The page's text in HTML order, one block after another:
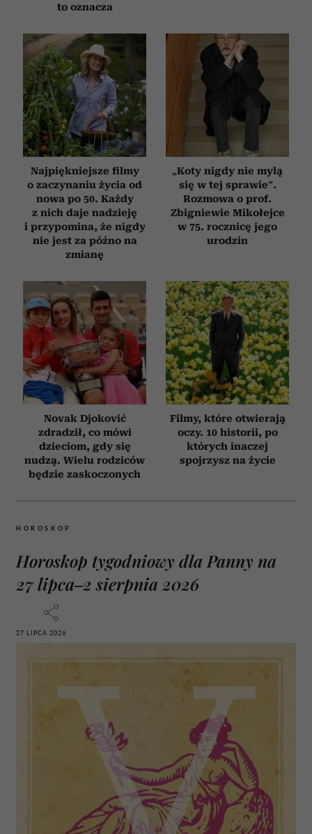
to oznacza
Najpiękniejsze filmy
o zaczynaniu życia od
nowa po 50. Każdy
z nich daje nadzieję
i przypomina, że nigdy
nie jest za późno na
zmianę
„Koty nigdy nie mylą
się w tej sprawie”.
Rozmowa o prof.
Zbigniewie Mikołejce
w 75. rocznicę jego
urodzin
Novak Djoković
zdradził, co mówi
dzieciom, gdy się
nudzą. Wielu rodziców
będzie zaskoczonych
Filmy, które otwierają
oczy. 10 historii, po
których inaczej
spojrzysz na życie
HOROSKOP
Horoskop tygodniowy dla Panny na
27 lipca–2 sierpnia 2026
27 LIPCA 2026